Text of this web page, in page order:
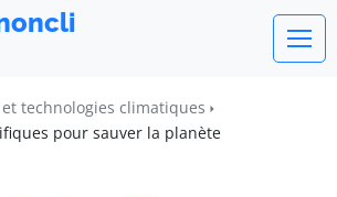
technologies climatiques
pour sauver la planète